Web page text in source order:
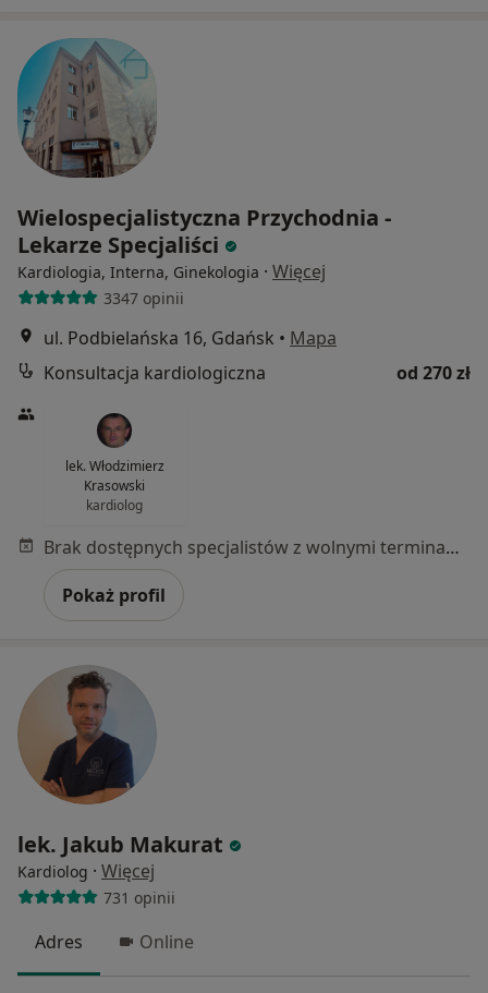
Wielospecjalistyczna Przychodnia -
Lekarze Specjaliści
Kardiologia, Interna, Ginekologia · Więcej
3347 opinii
ul. Podbielańska 16, Gdańsk • Mapa
Konsultacja kardiologiczna
od 270 zł
lek. Włodzimierz
Krasowski
kardiolog
Brak dostępnych specjalistów z wolnymi terminami w tym centrum medycznym.
Pokaż profil
lek. Jakub Makurat
Kardiolog · Więcej
731 opinii
Adres Online